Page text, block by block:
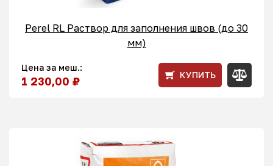
Perel RL Раствор для заполнения швов (до 30
мм)
Цена за меш.:
1 230,00 ₽ КУПИТЬ